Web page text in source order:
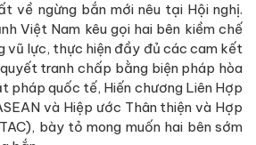
về ngừng bắn mới nêu tại Hội nghị.
Việt Nam kêu gọi hai bên kiềm chế
vũ lực, thực hiện đầy đủ các cam kết
tranh chấp bằng biện pháp hòa
pháp quốc tế, Hiến chương Liên Hợp
và Hiệp ước Thân thiện và Hợp
bày tỏ mong muốn hai bên sớm